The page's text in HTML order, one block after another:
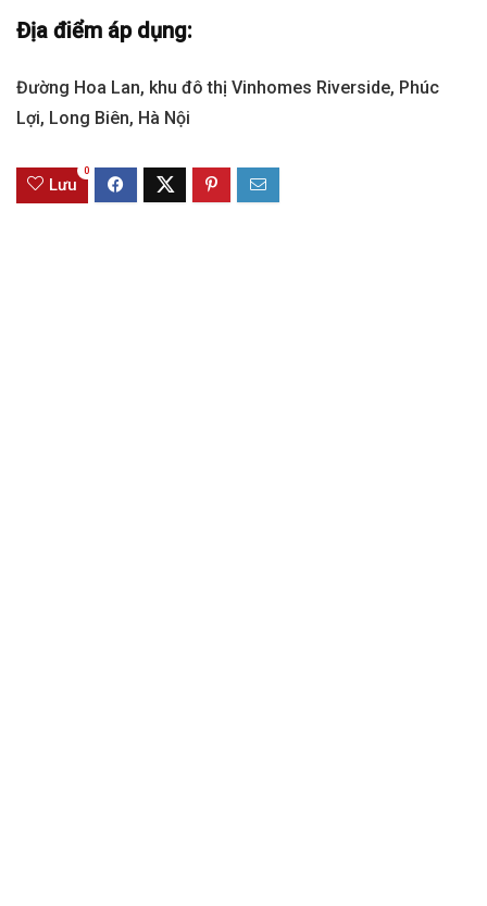
Địa điểm áp dụng:
Đường Hoa Lan, khu đô thị Vinhomes Riverside, Phúc
Lợi, Long Biên, Hà Nội
Lưu
0